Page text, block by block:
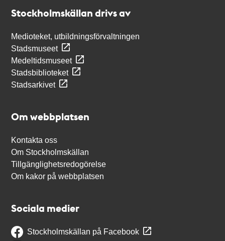
Stockholmskällan drivs av
Medioteket, utbildningsförvaltningen
Stadsmuseet
Medeltidsmuseet
Stadsbiblioteket
Stadsarkivet
Om webbplatsen
Kontakta oss
Om Stockholmskällan
Tillgänglighetsredogörelse
Om kakor på webbplatsen
Sociala medier
Stockholmskällan på Facebook